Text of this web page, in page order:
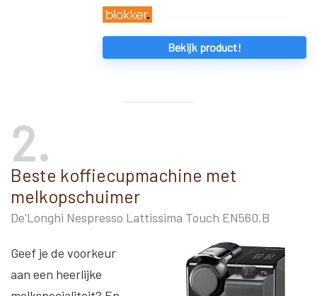
Bekijk product!
2
Beste koffiecupmachine met
melkopschuimer
De'Longhi Nespresso Lattissima Touch EN560.B
Geef je de voorkeur
aan een heerlijke